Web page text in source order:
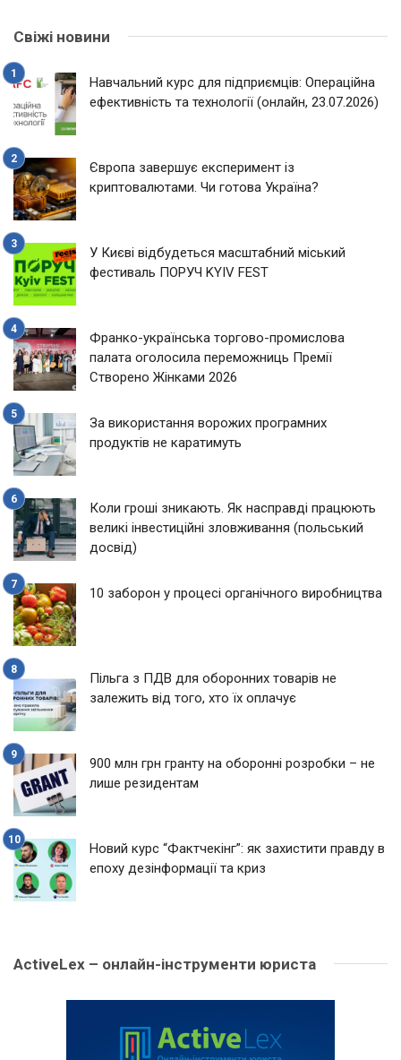
Свіжі новини
Навчальний курс для підприємців: Операційна
ефективність та технології (онлайн, 23.07.2026)
Європа завершує експеримент із
криптовалютами. Чи готова Україна?
У Києві відбудеться масштабний міський
фестиваль ПОРУЧ KYIV FEST
Франко-українська торгово-промислова
палата оголосила переможниць Премії
Створено Жінками 2026
За використання ворожих програмних
продуктів не каратимуть
Коли гроші зникають. Як насправді працюють
великі інвестиційні зловживання (польський
досвід)
10 заборон у процесі органічного виробництва
Пільга з ПДВ для оборонних товарів не
залежить від того, хто їх оплачує
900 млн грн гранту на оборонні розробки – не
лише резидентам
Новий курс “Фактчекінг”: як захистити правду в
епоху дезінформації та криз
ActiveLex – онлайн-інструменти юриста